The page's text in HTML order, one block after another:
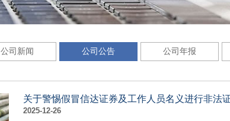
公司新闻 公司公告 公司年报
关于警惕假冒信达证券及工作人员名义进行非法
2025-12-26